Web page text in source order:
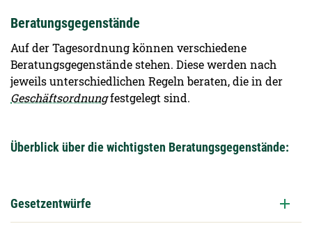
Beratungsgegenstände
Auf der Tagesordnung können verschiedene
Beratungsgegenstände stehen. Diese werden nach
jeweils unterschiedlichen Regeln beraten, die in der
Geschäftsordnungfestgelegt sind.
Überblick über die wichtigsten Beratungsgegenstände:
Gesetzentwürfe